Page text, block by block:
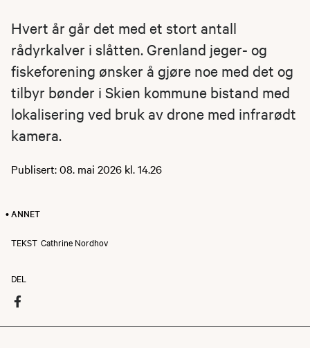
Hvert år går det med et stort antall
rådyrkalver i slåtten. Grenland jeger- og
fiskeforening ønsker å gjøre noe med det og
tilbyr bønder i Skien kommune bistand med
lokalisering ved bruk av drone med infrarødt
kamera.
Publisert: 08. mai 2026 kl. 14.26
• ANNET
TEKST Cathrine Nordhov
DEL